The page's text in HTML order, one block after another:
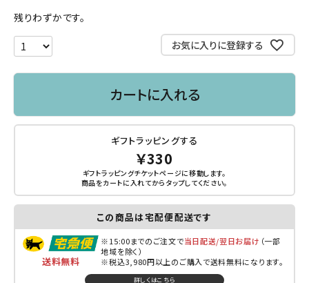
残りわずかです。
お気に入りに登録する
カートに入れる
ギフトラッピングする
￥330
ギフトラッピングチケットページに移動します。
商品をカートに入れてから タップしてください。
この商品は宅配便配送です
送料無料
※15:00までのご注文で当日配送/翌日お届け （一部
地域を除く）
※税込3,980円以上のご購入で送料無料になります。
詳しくはこちら